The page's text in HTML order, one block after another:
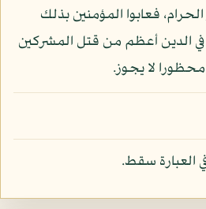
فعابوا المؤمنين بذلك
في الدين أعظم من قتل المشركين
لا يجوز.